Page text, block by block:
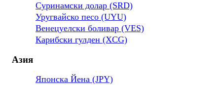
Суринамски долар (SRD)
Уругвайско песо (UYU)
Венецуелски боливар (VES)
Карибски гулден (XCG)
Азия
Японска Йена (JPY)